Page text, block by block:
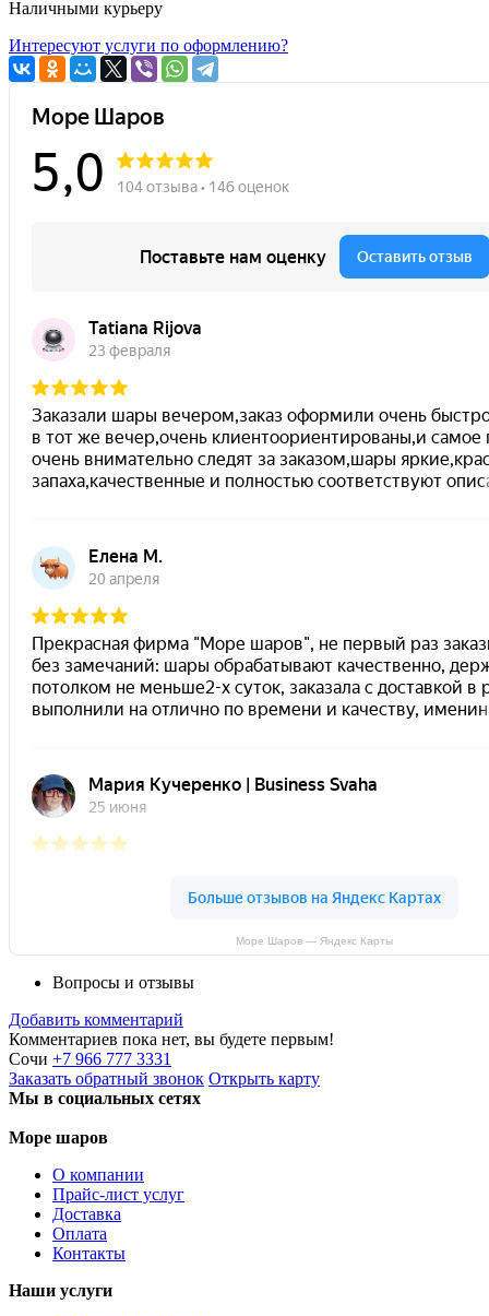
Наличными курьеру
Интересуют услуги по оформлению?
Море Шаров — Яндекс Карты
Вопросы и отзывы
Добавить комментарий
Комментариев пока нет, вы будете первым!
Сочи +7 966 777 3331
Заказать обратный звонок Открыть карту
Мы в социальных сетях
Море шаров
О компании
Прайс-лист услуг
Доставка
Оплата
Контакты
Наши услуги